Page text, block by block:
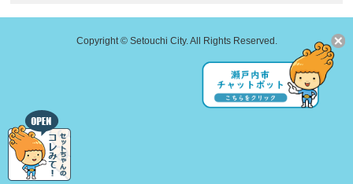
Copyright © Setouchi City. All Rights Reserved.